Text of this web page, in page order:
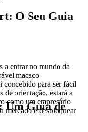
O Seu Guia
a entrar no mundo da
macaco
concebido para ser fácil
de orientação, estará a
como um empresário
mercado e desbloquear
Guia de